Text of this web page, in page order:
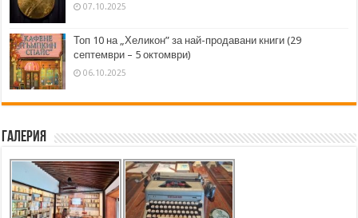
07.10.2025
Топ 10 на „Хеликон” за най-продавани книги (29
септември – 5 октомври)
06.10.2025
Галерия